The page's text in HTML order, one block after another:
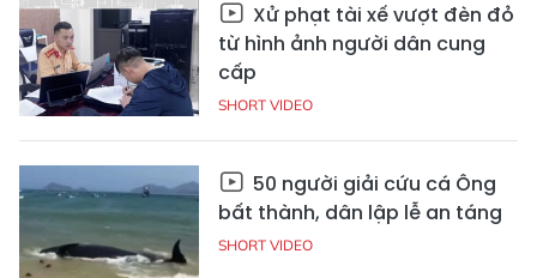
Xử phạt tài xế vượt đèn đỏ
từ hình ảnh người dân cung
cấp
SHORT VIDEO
50 người giải cứu cá Ông
bất thành, dân lập lễ an táng
SHORT VIDEO